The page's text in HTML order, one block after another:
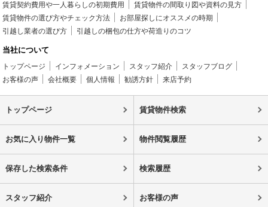
賃貸契約費用や一人暮らしの初期費用
賃貸物件の間取り図や資料の見方
賃貸物件の選び方やチェック方法
お部屋探しにオススメの時期
引越し業者の選び方
引越しの梱包の仕方や荷造りのコツ
当社について
トップページ インフォメーション スタッフ紹介
スタッフブログ
お客様の声
会社概要 個人情報 勧誘方針 来店予約
トップページ 賃貸物件検索
お気に入り物件一覧 物件閲覧履歴
保存した検索条件 検索履歴
スタッフ紹介 お客様の声